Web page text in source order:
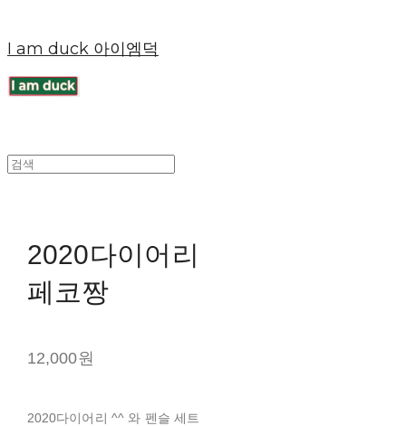
I am duck 아이엠덕
2020다이어리
페코짱
12,000원
2020다이어리 ^^ 와 펜슬 세트